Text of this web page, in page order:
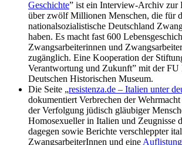
Geschichte” ist ein Interview-Archiv zur
über zwölf Millionen Menschen, die für
nationalsozialistische Deutschland
haben. Es macht fast 600
Zwangsarbeiterinnen und
zugänglich. Eine Kooperation der
Verantwortung und Zukunft” mit der FU
Deutschen Historischen Museum.
Die Seite „resistenza.de – Italien unter
dokumentiert Verbrechen der
der Verfolgung jüdisch gläubiger
Homosexueller in Italien und Zeugnisse
dagegen sowie Berichte verschleppter
ZwangsarbeiterInnen und eine